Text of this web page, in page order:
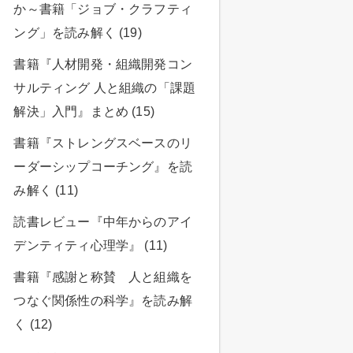
か～書籍「ジョブ・クラフティ
ング」を読み解く (19)
書籍『人材開発・組織開発コン
サルティング 人と組織の「課題
解決」入門』まとめ (15)
書籍『ストレングスベースのリ
ーダーシップコーチング』を読
み解く (11)
読書レビュー『中年からのアイ
デンティティ心理学』 (11)
書籍『感謝と称賛 人と組織を
つなぐ関係性の科学』を読み解
く (12)